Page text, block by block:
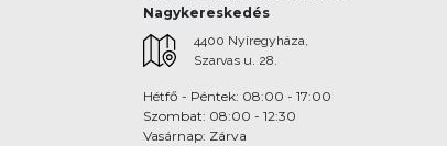
Nagykereskedés
4400 Nyíregyháza,
Szarvas u. 28.
Hétfő - Péntek: 08:00 - 17:00
Szombat: 08:00 - 12:30
Vasárnap: Zárva